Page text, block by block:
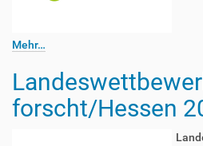
Mehr…
forscht/Hessen